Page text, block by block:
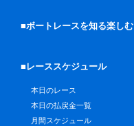
■ボートレースを知る楽しむ
■レーススケジュール
本日のレース
本日の払戻金一覧
月間スケジュール